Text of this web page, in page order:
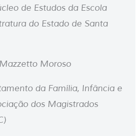
de Estudos da Escola
do Estado de Santa
Moroso
da Família, Infância e
dos Magistrados